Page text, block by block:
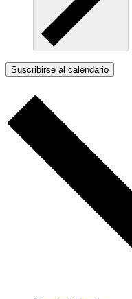
Suscribirse al calendario